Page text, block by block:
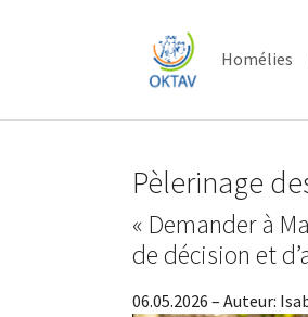
Homélies
Pèlerinage
« Demander à
de décision et
06.05.2026 – Auteur: